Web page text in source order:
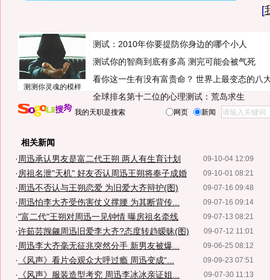
[
测测你灵魂的模样
测试：2010年你要提防你身边的哪个小人
测试你的智商到底有多高 测完可能会被气死
看你这一生有没有富贵命？ 世界上最变态的八
全球排名第十二位的心理测试：荒岛求生
我的天职是搜索 网页 新闻
相关新闻
09-10-04 12:09
· 周迅承认男友是富二代王朔 两人有生育计划
09-10-01 08:21
· 房祖名泄"天机" 好友否认周迅王朔将奉子成婚
09-07-16 09:48
· 周迅不否认与王朔恋爱 为旧爱大齐辩护(图)
09-07-16 09:14
· 周迅怕李大齐受伤害仗义撑腰 为其断背传...
09-07-13 08:21
·"富二代"王朔对周迅一见钟情 曝房祖名牵线
09-07-12 11:01
·许茹芸觊觎周迅旧爱李大齐?态度转趋暧昧(图)
09-06-25 08:12
· 周迅李大齐毫无征兆突然分手 新男友被爆...
09-09-23 07:51
· 《风声》看片会观众大呼过瘾 周迅变成“...
09-07-30 11:13
· 《风声》服装造型考究 周迅李冰冰亲证姐...